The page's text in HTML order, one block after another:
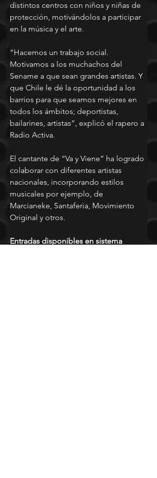
distintos centros con niños y niñas de
protección, motivándolos a participar
en la música y el arte.
“Hacemos un trabajo social.
Motivamos a los muchachos del
Sename a que sean grandes artistas. Y
que Chile le dé la oportunidad a los
barrios para que seamos mejores en
todos los ámbitos; deportistas,
bailarines, artistas”, explicó el rapero a
Radio Activa.
El cantante de “Va y Viene” ha logrado
colaborar con diferentes artistas
nacionales, incorporando estilos
musicales por ejemplo, de
Marcianeke, Santaferia, Movimiento
Original y otros.
Entradas disponibles en sistema